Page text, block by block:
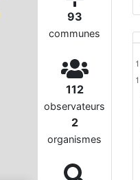
93
communes
112
observateurs
2
organismes